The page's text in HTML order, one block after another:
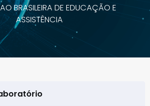
BRASILEIRA DE EDUCAÇÃO E
ASSISTÊNCIA